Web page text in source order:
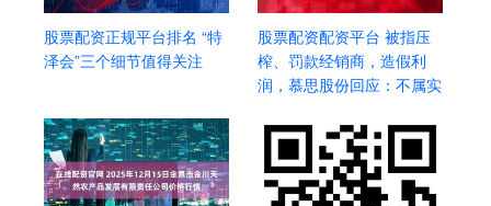
股票配资正规平台排名 “特
泽会”三个细节值得关注
股票配资配资平台 被指压
榨、罚款经销商，造假利
润，慕思股份回应：不属实